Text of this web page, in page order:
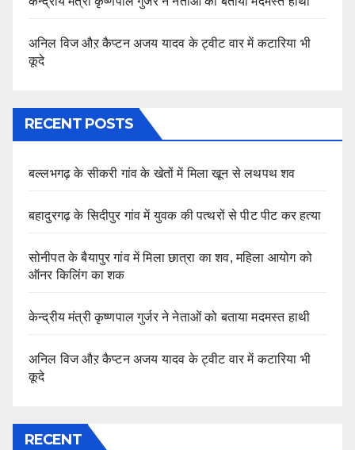
अनिल विज औऱ कैप्टन अजय यादव के ट्वीट वार में कटारिया भी
कूदे
RECENT POSTS
बल्लभगढ़ के सीकरी गांव के खेतों में मिला खून से लथपथ शव
बहादुरगढ़ के सिदीपुर गांव में युवक की पत्थरों से पीट पीट कर हत्या
सोनीपत के बैयापुर गांव में मिला छात्रा का शव, महिला आयोग को
ऑनर किलिंग का शक
केन्द्रीय मंत्री कृष्णपाल गुर्जर ने नेताओं को बताया मदमस्त हाथी
अनिल विज औऱ कैप्टन अजय यादव के ट्वीट वार में कटारिया भी
कूदे
RECENT